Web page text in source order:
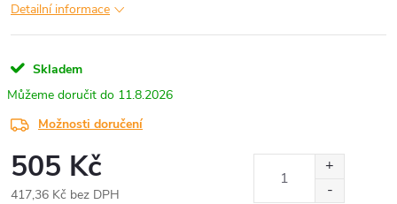
Detailní informace
Skladem
11.8.2026
Možnosti doručení
505 Kč
417,36 Kč bez DPH